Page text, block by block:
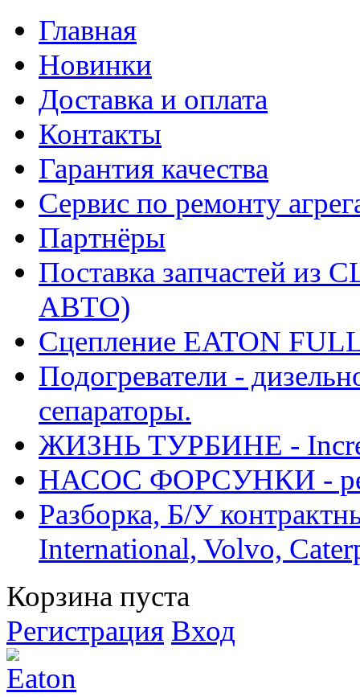
Главная
Новинки
Доставка и оплата
Контакты
Гарантия качества
Сервис по ремонту
Партнёры
Поставка запчастей
АВТО)
Сцепление EATON
Подогреватели -
сепараторы.
ЖИЗНЬ ТУРБИНЕ -
НАСОС ФОРСУНКИ -
Разборка, Б/У
International, Volvo,
Корзина пуста
Регистрация Вход